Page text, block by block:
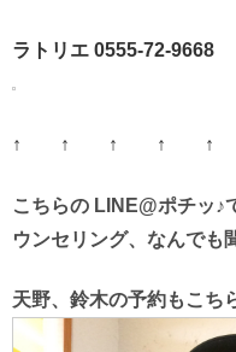
ラトリエ 0555-72-9668
↑ ↑ ↑ ↑ ↑
こちらの LINE@ポチッ♪
ウンセリング、なんでも
天野、鈴木の予約もこち